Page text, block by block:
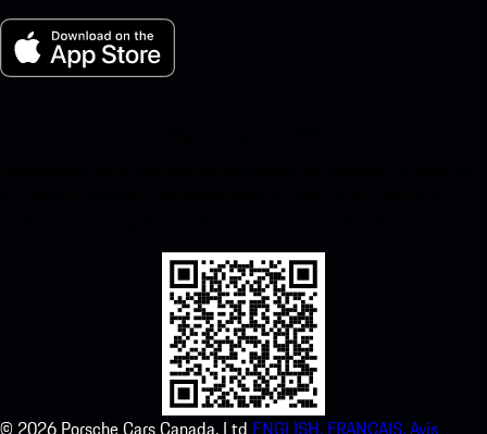
© 2026 Porsche Cars Canada, Ltd ENGLISH. FRANCAIS.Avis